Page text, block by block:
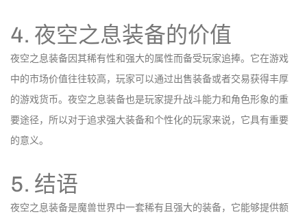
4. 夜空之息装备的价值
夜空之息装备因其稀有性和强大的属性而备受玩家追捧。它在游戏
中的市场价值往往较高，玩家可以通过出售装备或者交易获得丰厚
的游戏货币。夜空之息装备也是玩家提升战斗能力和角色形象的重
要途径，所以对于追求强大装备和个性化的玩家来说，它具有重要
的意义。
5. 结语
夜空之息装备是魔兽世界中一套稀有且强大的装备，它能够提供额